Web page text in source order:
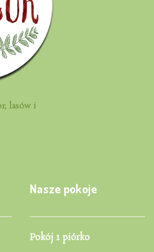
lasów i
Nasze pokoje
Pokój 1 piórko